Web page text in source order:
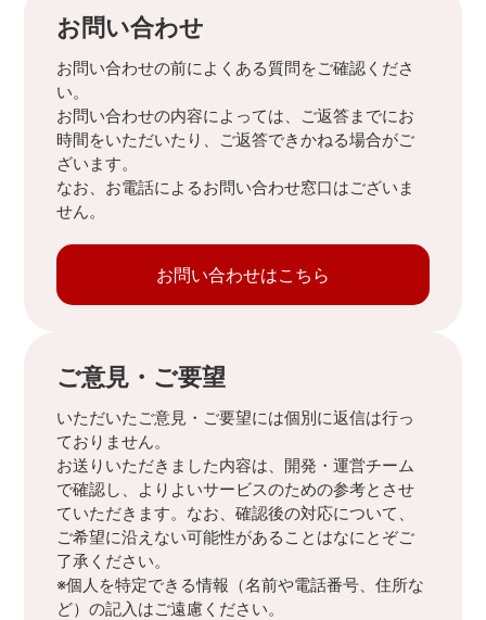
お問い合わせ
お問い合わせの前によくある質問をご確認くださ
い。
お問い合わせの内容によっては、ご返答までにお
時間をいただいたり、ご返答できかねる場合がご
ざいます。
なお、お電話によるお問い合わせ窓口はございま
せん。
お問い合わせはこちら
ご意見・ご要望
いただいたご意見・ご要望には個別に返信は行っ
ておりません。
お送りいただきました内容は、開発・運営チーム
で確認し、よりよいサービスのための参考とさせ
ていただきます。なお、確認後の対応について、
ご希望に沿えない可能性があることはなにとぞご
了承ください。
※個人を特定できる情報（名前や電話番号、住所な
ど）の記入はご遠慮ください。